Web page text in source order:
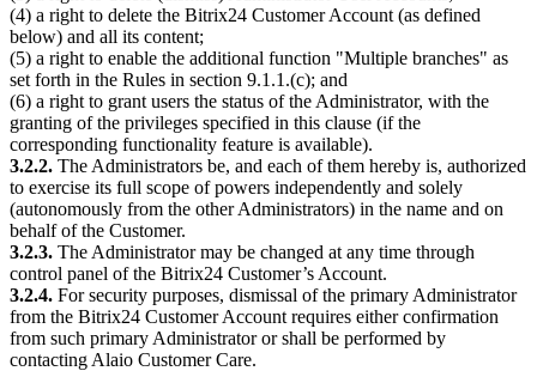
(4) a right to delete the Bitrix24 Customer Account (as defined
below) and all its content;
(5) a right to enable the additional function "Multiple branches" as
set forth in the Rules in section 9.1.1.(c); and
(6) a right to grant users the status of the Administrator, with the
granting of the privileges specified in this clause (if the
corresponding functionality feature is available).
3.2.2. The Administrators be, and each of them hereby is, authorized
to exercise its full scope of powers independently and solely
(autonomously from the other Administrators) in the name and on
behalf of the Customer.
3.2.3. The Administrator may be changed at any time through
control panel of the Bitrix24 Customer’s Account.
3.2.4. For security purposes, dismissal of the primary Administrator
from the Bitrix24 Customer Account requires either confirmation
from such primary Administrator or shall be performed by
contacting Alaio Customer Care.